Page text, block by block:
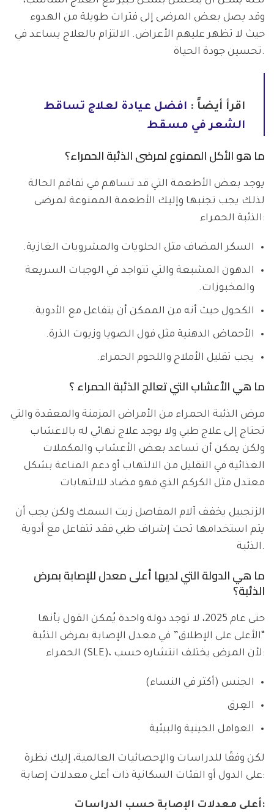
وقد يصل بعض المرضى إلى فترات طويلة من الهدوء
حيث لا تظهر عليهم الأعراض. الالتزام بالعلاج يساعد في
تحسين جودة الحياة.
اقرأ أيضاً : افضل عيادة لعلاج تساقط
الشعر في مسقط
ما هو الأكل الممنوع لمرضى الذئبة الحمراء؟
يوجد بعض الأطعمة التي قد تساهم في تفاقم الحالة
لذلك يجب تجنبها وإليك الأطعمة الممنوعة لمرضى
الذئبة الحمراء:
السكر المضاف مثل الحلويات والمشروبات الغازية.
الدهون المشبعة والتي تتواجد في الوجبات السريعة
والمخبوزات.
الكحول حيث أنه من الممكن أن يتفاعل مع الأدوية.
الأحماض الدهنية مثل فول الصويا وزيوت الذرة.
يجب تقليل الأملاح واللحوم الحمراء.
ما هي الأعشاب التي تعالج الذئبة الحمراء ؟
مرض الذئبة الحمراء من الأمراض المزمنة والمعقدة والتي
تحتاج إلى علاج طبي ولا يوجد علاج نهائي له بالاعشاب
ولكن يمكن أن تساعد بعض الأعشاب والمكملات
الغذائية في التقليل من الالتهاب أو دعم المناعة بشكل
معتدل مثل الكركم الذي فهو مضاد للالتهابات
الزنجبيل يخفف آلام المفاصل زيت السمك ولكن يجب أن
يتم استخدامها تحت إشراف طبي فقد تتفاعل مع أدوية
الذئبة.
ما هي الدولة التي لديها أعلى معدل للإصابة بمرض
الذئبة؟
حتى عام 2025، لا توجد دولة واحدة يُمكن القول بأنها
“الأعلى على الإطلاق” في معدل الإصابة بمرض الذئبة
الحمراء (SLE)، لأن المرض يختلف انتشاره حسب:
الجنس (أكثر في النساء)
العِرق
العوامل الجينية والبيئية
لكن وفقًا للدراسات والإحصائيات العالمية، إليك نظرة
على الدول أو الفئات السكانية ذات أعلى معدلات إصابة:
أعلى معدلات الإصابة حسب الدراسات: